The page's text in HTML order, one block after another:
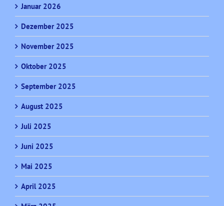
Januar 2026
Dezember 2025
November 2025
Oktober 2025
September 2025
August 2025
Juli 2025
Juni 2025
Mai 2025
April 2025